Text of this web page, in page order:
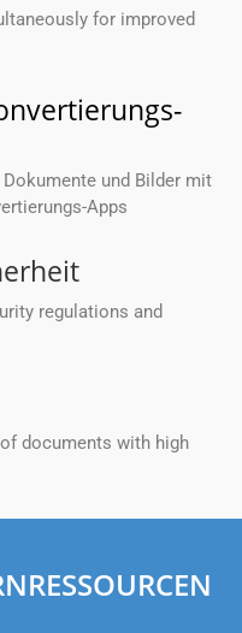
for improved
und Bilder mit
Apps
regulations and
documents with high